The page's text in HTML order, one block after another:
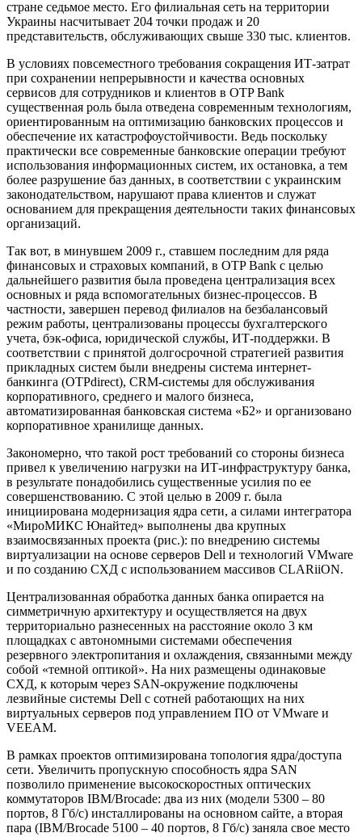
стране седьмое место. Его филиальная сеть на территории
Украины насчитывает 204 точки продаж и 20
представительств, обслуживающих свыше 330 тыс. клиентов.
В условиях повсеместного требования сокращения ИТ-затрат
при сохранении непрерывности и качества основных
сервисов для сотрудников и клиентов в OTP Bank
существенная роль была отведена современным технологиям,
ориентированным на оптимизацию банковских процессов и
обеспечение их катастрофоустойчивости. Ведь поскольку
практически все современные банковские операции требуют
использования информационных систем, их остановка, а тем
более разрушение баз данных, в соответствии с украинским
законодательством, нарушают права клиентов и служат
основанием для прекращения деятельности таких финансовых
организаций.
Так вот, в минувшем 2009 г., ставшем последним для ряда
финансовых и страховых компаний, в OTP Bank с целью
дальнейшего развития была проведена централизация всех
основных и ряда вспомогательных бизнес-процессов. В
частности, завершен перевод филиалов на безбалансовый
режим работы, централизованы процессы бухгалтерского
учета, бэк-офиса, юридической службы, ИТ-поддержки. В
соответствии с принятой долгосрочной стратегией развития
прикладных систем были внедрены система интернет-
банкинга (OTPdirect), CRM-системы для обслуживания
корпоративного, среднего и малого бизнеса,
автоматизированная банковская система «Б2» и организовано
корпоративное хранилище данных.
Закономерно, что такой рост требований со стороны бизнеса
привел к увеличению нагрузки на ИТ-инфраструктуру банка,
в результате понадобились существенные усилия по ее
совершенствованию. С этой целью в 2009 г. была
инициирована модернизация ядра сети, а силами интегратора
«МироМИКС Юнайтед» выполнены два крупных
взаимосвязанных проекта (рис.): по внедрению системы
виртуализации на основе серверов Dell и технологий VMware
и по созданию СХД с использованием массивов CLARiiON.
Централизованная обработка данных банка опирается на
симметричную архитектуру и осуществляется на двух
территориально разнесенных на расстояние около 3 км
площадках с автономными системами обеспечения
резервного электропитания и охлаждения, связанными между
собой «темной оптикой». На них размещены одинаковые
СХД, к которым через SAN-окружение подключены
лезвийные системы Dell с сотней работающих на них
виртуальных серверов под управлением ПО от VMware и
VEEAM.
В рамках проектов оптимизирована топология ядра/доступа
сети. Увеличить пропускную способность ядра SAN
позволило применение высокоскоростных оптических
коммутаторов IBM/Brocade: два из них (модели 5300 – 80
портов, 8 Гб/c) инсталлированы на основном сайте, а вторая
пара (IBM/Brocade 5100 – 40 портов, 8 Гб/c) заняла свое место